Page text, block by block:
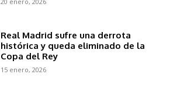
Real Madrid sufre una derrota
histórica y queda eliminado de la
Copa del Rey
15 enero, 2026